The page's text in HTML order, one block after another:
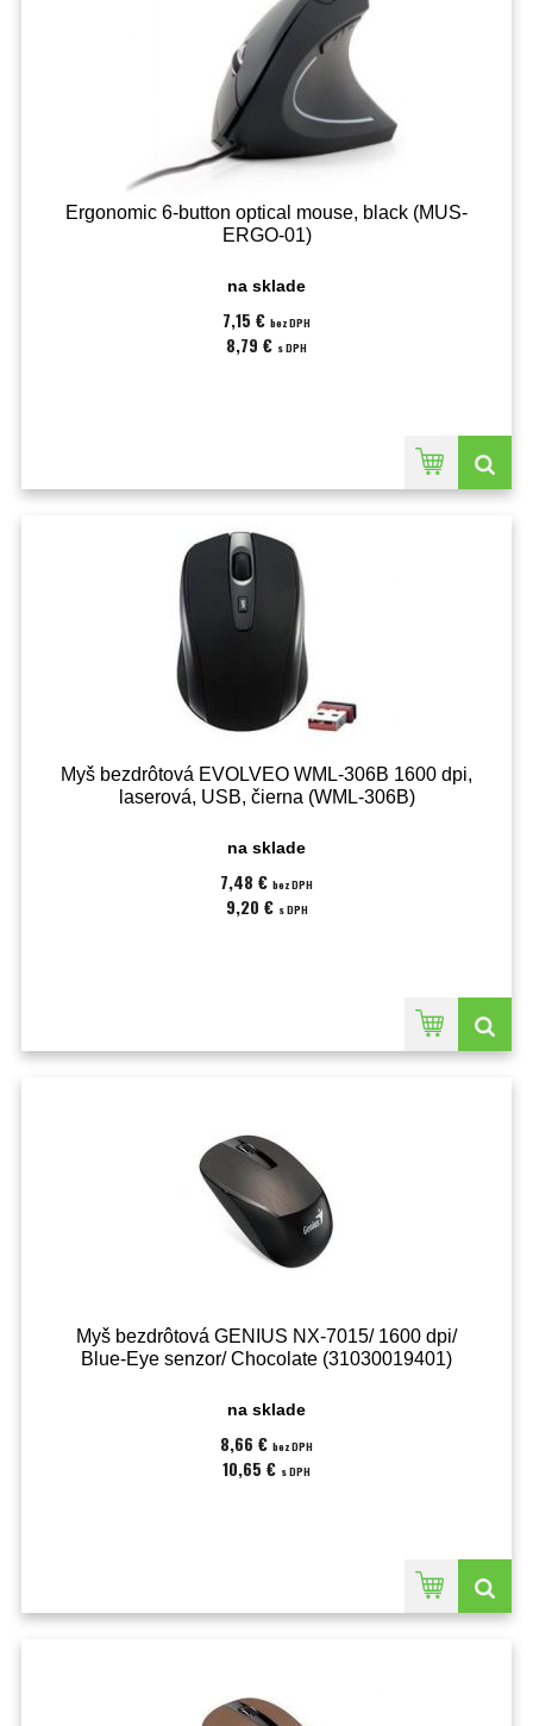
Ergonomic 6-button optical mouse, black (MUS-
ERGO-01)
na sklade
7,15 € bez DPH
8,79 € s DPH
Myš bezdrôtová EVOLVEO WML-306B 1600 dpi,
laserová, USB, čierna (WML-306B)
na sklade
7,48 € bez DPH
9,20 € s DPH
Myš bezdrôtová GENIUS NX-7015/ 1600 dpi/
Blue-Eye senzor/ Chocolate (31030019401)
na sklade
8,66 € bez DPH
10,65 € s DPH